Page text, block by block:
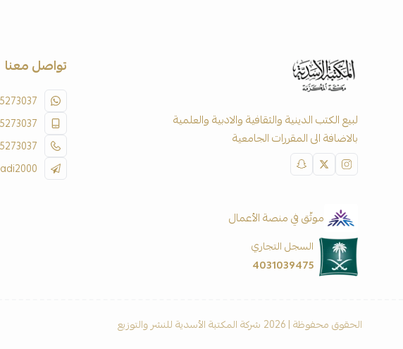
لبيع الكتب الدينية والثقافية والادبية والعلمية
بالاضافة الى المقررات الجامعية
موثّق في منصة الأعمال
السجل التجاري
4031039475
تواصل معنا
الحقوق محفوظة | 2026 شركة المكتبة الأسدية للنشر والتوزيع